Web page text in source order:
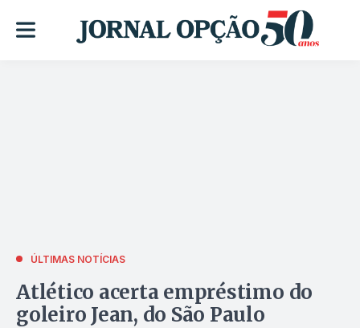
ÚLTIMAS NOTÍCIAS
Atlético acerta empréstimo do
goleiro Jean, do São Paulo